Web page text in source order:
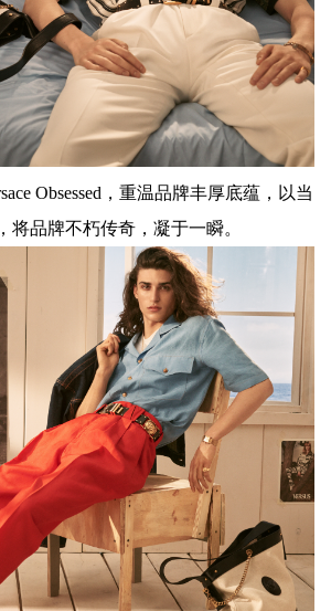
Obsessed，重温品牌丰厚底蕴，以当
将品牌不朽传奇，凝于一瞬。